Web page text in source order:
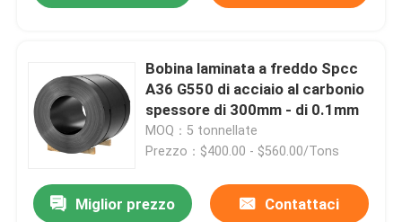
Bobina laminata a freddo Spcc
A36 G550 di acciaio al carbonio
spessore di 300mm - di 0.1mm
MOQ：5 tonnellate
Prezzo：$400.00 - $560.00/Tons
Miglior prezzo Contattaci